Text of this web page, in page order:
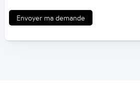
Envoyer ma demande